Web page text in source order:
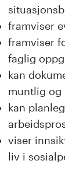
framviser
framviser
faglig
kan
muntlig og
kan
viser
liv i